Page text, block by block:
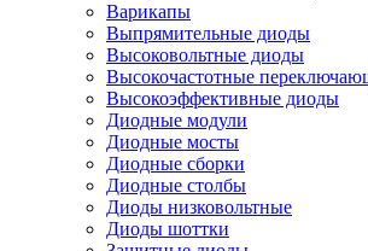
Варикапы
Выпрямительные диоды
Высоковольтные диоды
Высокочастотные
Высокоэффективные диоды
Диодные модули
Диодные мосты
Диодные сборки
Диодные столбы
Диоды низковольтные
Диоды шоттки